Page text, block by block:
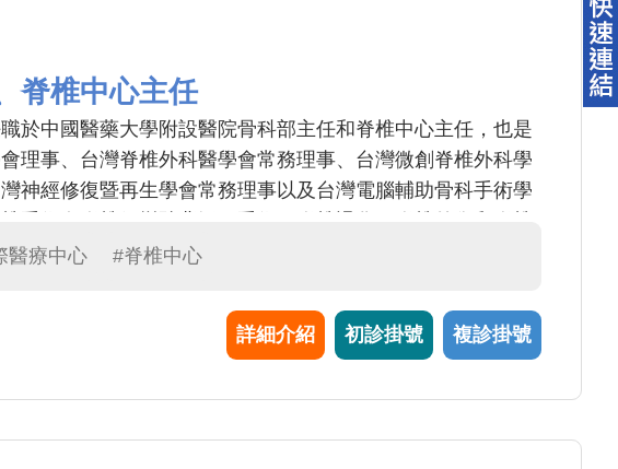
脊椎中心主任
於中國醫藥大學附設醫院骨科部主任和脊椎中心主任，也是
理事、台灣脊椎外科醫學會常務理事、台灣微創脊椎外科學
神經修復暨再生學會常務理事以及台灣電腦輔助骨科手術學
專精於微創脊椎手術。臨床成就斐然之餘，也熟稔於幹細胞
模擬及規劃系統」，近五年也發表了36篇SCI脊椎相關領域的
醫療中心 #脊椎中心
詳細介紹 初診掛號 複診掛號